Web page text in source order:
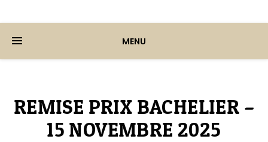
MENU
REMISE PRIX BACHELIER –
15 NOVEMBRE 2025